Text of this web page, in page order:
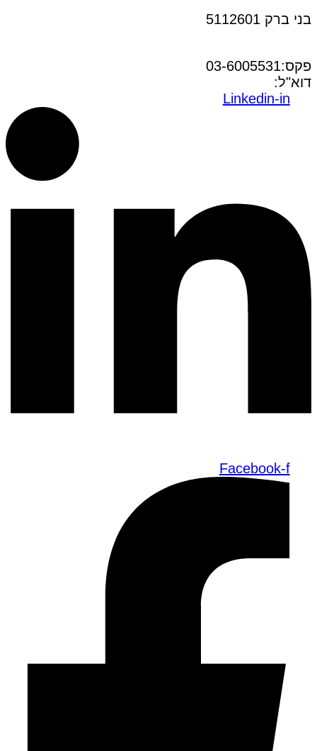
בני ברק 5112601
פקס:03-6005531
דוא"ל:
Linkedin-in
Facebook-f